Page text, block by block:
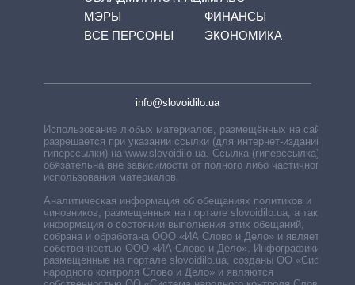
МЭРЫ
ВСЕ ПЕРСОНЫ
ФИНАНСЫ
ЭКОНОМИКА
info@slovoidilo.ua
Использование любых материалов, размещённых на сайте,
разрешается при указании ссылки (для интернет-изданий —
гиперссылки) на www.slovoidilo.ua. Ссылка (гиперссылка)
обязательна вне зависимости от полного либо частичного
использования материалов.
Аналитическая информация об обещаниях политиков и
чиновников, размещенных на портале slovoidilo.ua, а также
информация о состоянии выполнения этих обещаний,
собрана и обработана ООО «ИА Слово и Дело» и является
собственностью ООО «ИА Слово и Дело». Инфографики,
размещенные на портале slovoidilo.ua, созданы ОО «Система
народного контроля Слово и Дело» и являются